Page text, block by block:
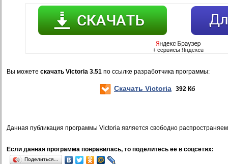
Вы можете скачать Victoria 3.51 по ссылке разработчика программы:
Скачать Victoria 392 Кб
Данная публикация программы Victoria является свободно
Если данная программа понравилась, то поделитесь её в соцсетях:
Поделиться…